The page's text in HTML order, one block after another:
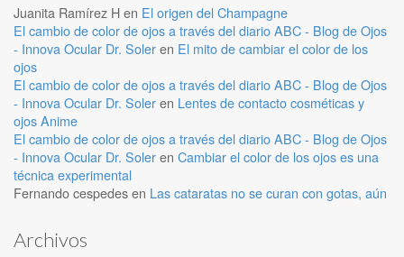
Juanita Ramírez Hen El origen del Champagne
El cambio de color de ojos a través del diario ABC - Blog de Ojos
- Innova Ocular Dr. Soleren El mito de cambiar el color de los
ojos
El cambio de color de ojos a través del diario ABC - Blog de Ojos
- Innova Ocular Dr. Soleren Lentes de contacto cosméticas y
ojos Anime
El cambio de color de ojos a través del diario ABC - Blog de Ojos
- Innova Ocular Dr. Soleren Cambiar el color de los ojos es una
técnica experimental
Fernando cespedesen Las cataratas no se curan con gotas, aún
Archivos